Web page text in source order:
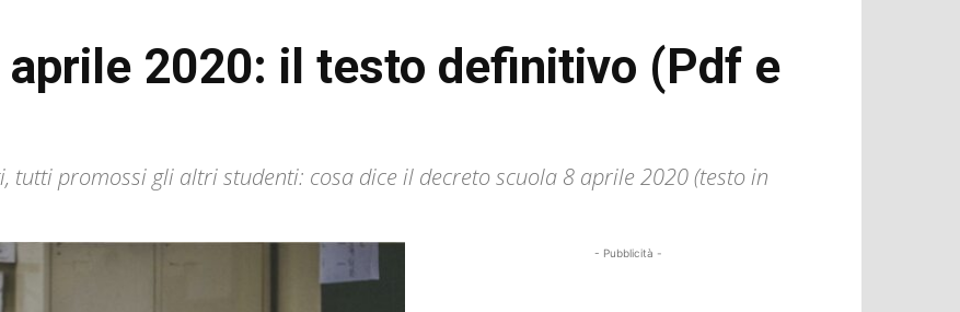
aprile 2020: il testo definitivo (Pdf e
promossi gli altri studenti: cosa dice il decreto scuola 8 aprile 2020 (testo in
- Pubblicità -